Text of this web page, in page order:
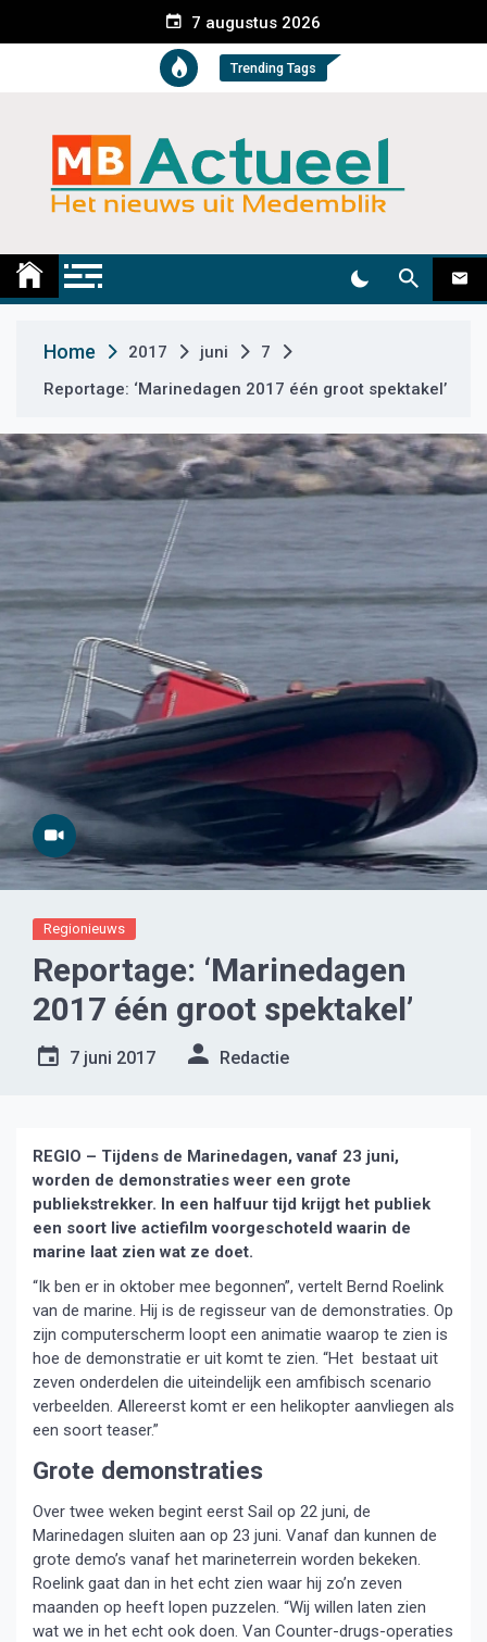
e
t
7 augustus 2026
Trending Tags
Medemblik Actueel
Home 2017 juni
7
Reportage: ‘Marinedagen 2017 één groot spektakel’
Regionieuws
Reportage: ‘Marinedagen
2017 één groot spektakel’
7 juni 2017 Redactie
REGIO – Tijdens de Marinedagen, vanaf 23 juni,
worden de demonstraties weer een grote
publiekstrekker. In een halfuur tijd krijgt het publiek
een soort live actiefilm voorgeschoteld waarin de
marine laat zien wat ze doet.
“Ik ben er in oktober mee begonnen”, vertelt Bernd Roelink
van de marine. Hij is de regisseur van de demonstraties. Op
zijn computerscherm loopt een animatie waarop te zien is
hoe de demonstratie er uit komt te zien. “Het bestaat uit
zeven onderdelen die uiteindelijk een amfibisch scenario
verbeelden. Allereerst komt er een helikopter aanvliegen als
een soort teaser.”
Grote demonstraties
Over twee weken begint eerst Sail op 22 juni, de
Marinedagen sluiten aan op 23 juni. Vanaf dan kunnen de
grote demo’s vanaf het marineterrein worden bekeken.
Roelink gaat dan in het echt zien waar hij zo’n zeven
maanden op heeft lopen puzzelen. “Wij willen laten zien
wat we in het echt ook doen. Van Counter-drugs-operaties